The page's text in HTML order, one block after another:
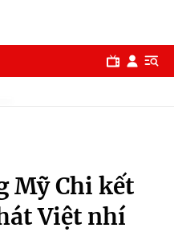
Mỹ Chi kết
Việt nhí